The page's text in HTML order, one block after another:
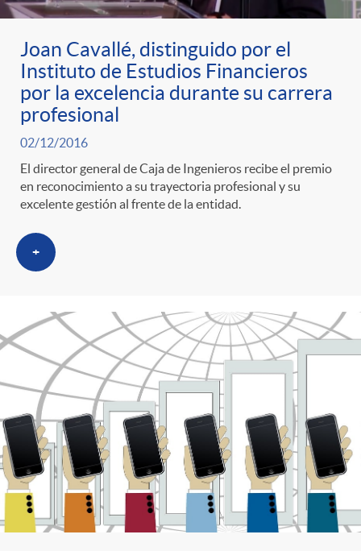
Joan Cavallé, distinguido por el
Instituto de Estudios Financieros
por la excelencia durante su carrera
profesional
02/12/2016
El director general de Caja de Ingenieros recibe el premio
en reconocimiento a su trayectoria profesional y su
excelente gestión al frente de la entidad.
+